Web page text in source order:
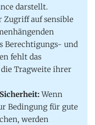
darstellt.
Zugriff auf sensible
Berechtigungs- und
fehlt das
die Tragweite ihrer
Wenn
Bedingung für gute
werden